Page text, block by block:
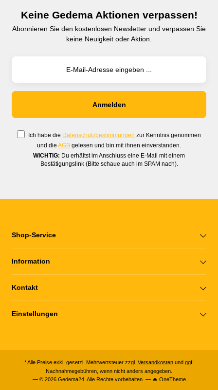
Keine Gedema Aktionen verpassen!
Abonnieren Sie den kostenlosen Newsletter und verpassen Sie
keine Neuigkeit oder Aktion.
Ich habe die Datenschutzbestimmungen zur Kenntnis genommen
und die AGB gelesen und bin mit ihnen einverstanden.
WICHTIG: Du erhältst im Anschluss eine E-Mail mit einem
Bestätigungslink (Bitte schaue auch im SPAM nach).
Shop-Service
Information
Kontakt
Einstellungen
* Alle Preise exkl. gesetzl. Mehrwertsteuer zzgl. Versandkosten und ggf.
Nachnahmegebühren, wenn nicht anders angegeben.
— © 2026 Gedema24. Alle Rechte vorbehalten. — 🔥 OneTheme